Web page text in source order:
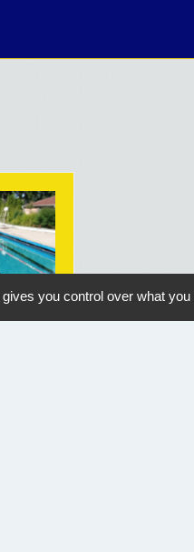
you control over what